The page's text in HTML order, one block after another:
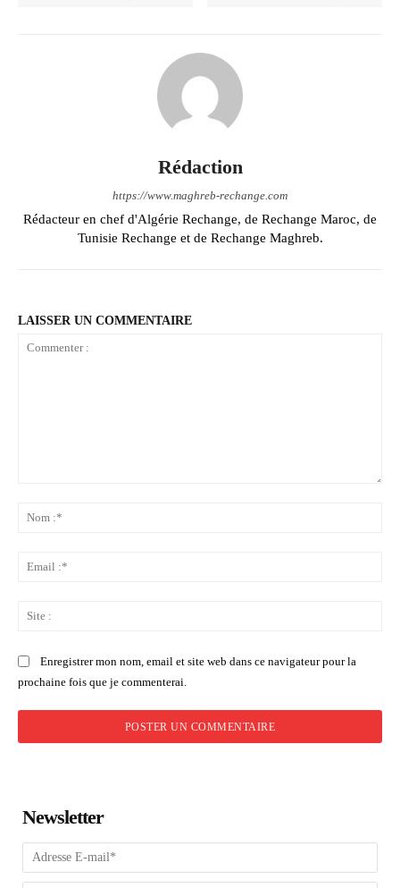
Rédaction
https://www.maghreb-rechange.com
Rédacteur en chef d'Algérie Rechange, de Rechange Maroc, de
Tunisie Rechange et de Rechange Maghreb.
LAISSER UN COMMENTAIRE
Enregistrer mon nom, email et site web dans ce navigateur pour la
prochaine fois que je commenterai.
Newsletter